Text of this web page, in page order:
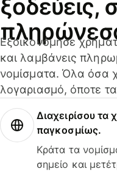
ξοδεύεις,
Εξοικονόμησε
και λαμβάνεις
νομίσματα. Όλα όσα
λογαριασμό, όποτε
Διαχειρίσου τα
παγκοσμίως.
Κράτα τα
σημείο και